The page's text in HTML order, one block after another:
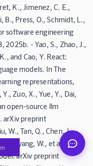
K., Jimenez, C. E.,
B., Press, O., Schmidt, L.,
software engineering
2025b. - Yao, S., Zhao, J.,
and Cao, Y. React:
models. In The
representations,
Zuo, X., Yue, Y., Dai,
open-source llm
arXiv preprint
W., Tan, Q., Chen, J.,
Ouyang, W., et al.
arXiv preprint